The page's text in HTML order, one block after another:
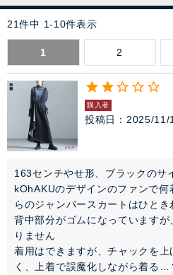
21件中 1-10件表示
1 2
購入者
投稿日 2025/11/
163センチやせ形、ブラックのサ
kOhAKUのデザインのファンで
らのジャンパースカートはひと
背中部分がゴムになっています
りません
着用はできますが、チャックを
く、上着で誤魔化しながら着る…